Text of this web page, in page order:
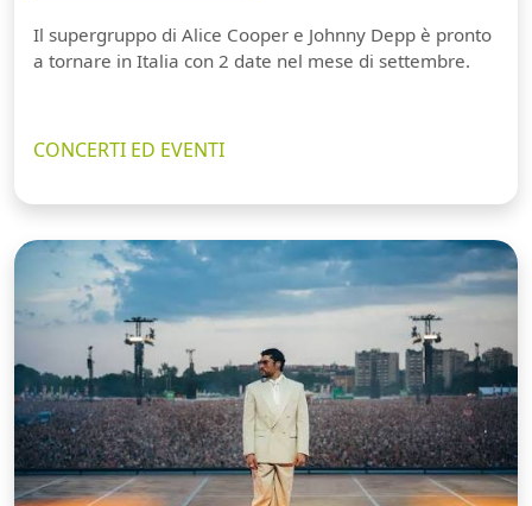
Il supergruppo di Alice Cooper e Johnny Depp è pronto
a tornare in Italia con 2 date nel mese di settembre.
CONCERTI ED EVENTI